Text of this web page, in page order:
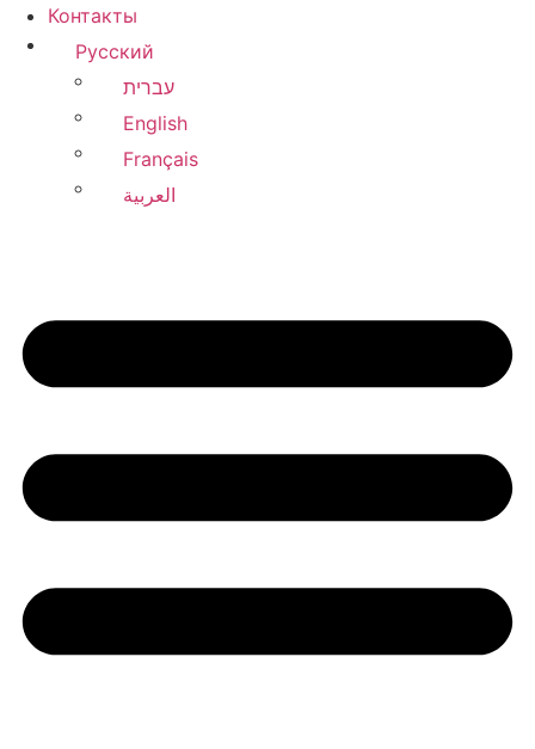
Контакты
Русский
עברית
English
Français
العربية